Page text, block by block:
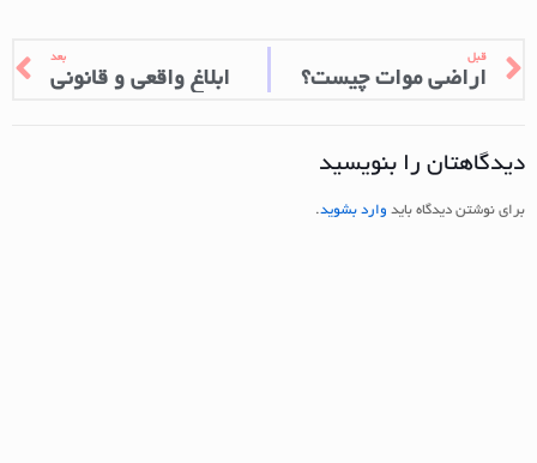
قبل
اراضی موات چیست؟
بعد
ابلاغ واقعی و قانونی
دیدگاهتان را بنویسید
برای نوشتن دیدگاه باید وارد بشوید.